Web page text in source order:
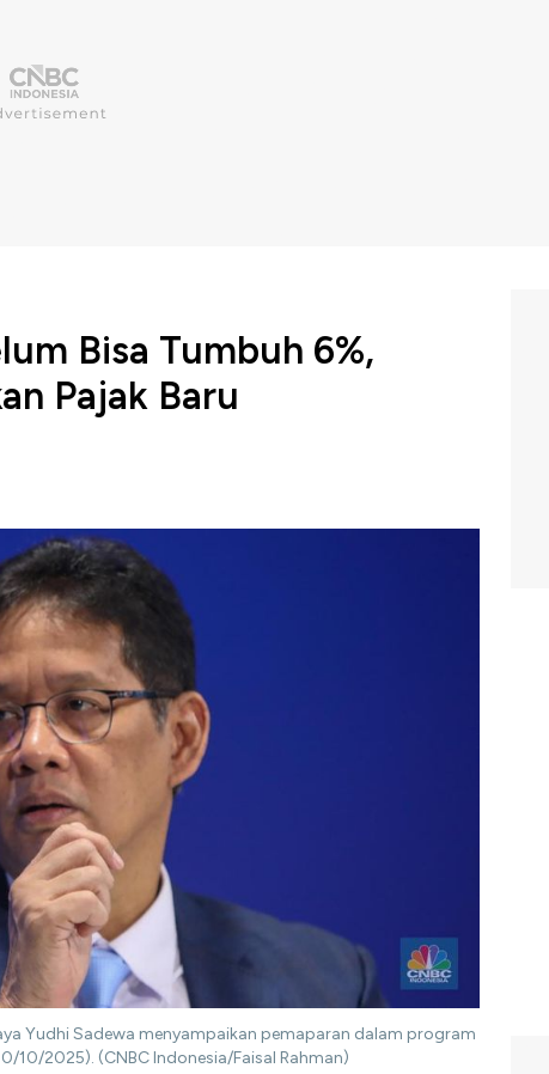
Bisa Tumbuh 6%,
Pajak Baru
Yudhi Sadewa menyampaikan pemaparan dalam program
10/2025). (CNBC Indonesia/Faisal Rahman)